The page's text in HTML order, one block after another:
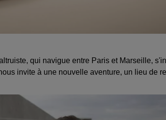
qui navigue entre Paris et Marseille,
invite à une nouvelle aventure, un lieu de